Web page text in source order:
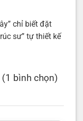
chỉ biết đặt
sư” tự thiết kế
bình chọn)